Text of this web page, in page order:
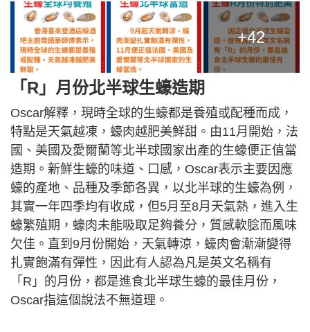
+42
「R」月份北半球生蠔造期
Oscar解釋，現時全球的生蠔都是養殖或配種而成，
特點是天氣越凍，蠔肉越肥美鮮甜。由11月開始，法
國、美國及愛爾蘭等北半球國家出產的生蠔便正值當
造期。新鮮生蠔的味道、口感，Oscar表示主要因應
蠔的產地、品種及季節各異，以北半球的生蠔為例，
其實一年四季均有收成，但5月至8月天氣熱，進入生
蠔繁殖期，蠔肉未能吸取足夠養分，質感軟腍而風味
欠佳。直到9月份開始，天氣轉涼，蠔肉會漸漸變得
扎實飽滿有彈性，因此有人認為凡是英文名稱有
「R」的月份，都是進食北半球生蠔的最佳月份，
Oscar指這個說法不無道理。